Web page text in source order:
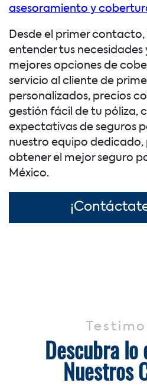
asesoramiento y
Desde el primer
entender tus necesidades
mejores opciones de
servicio al cliente de
personalizados, precios
gestión fácil de tu póliza,
expectativas de seguros
nuestro equipo dedicado,
obtener el mejor seguro
México.
Descubra lo
Nuestros